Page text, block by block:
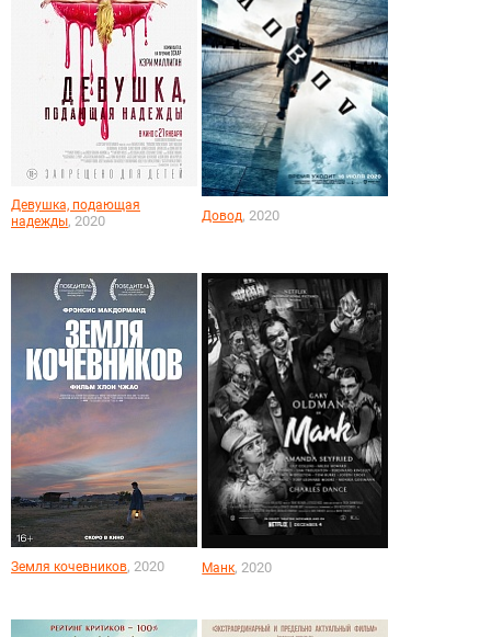
Девушка, подающая
надежды, 2020 Довод, 2020
Земля кочевников, 2020 Манк, 2020